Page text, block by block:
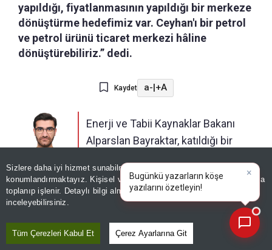
Sizlere daha iyi hizmet sunabilmek adına sitemizde
konumlandırmaktayız. Kişisel verileriniz, KVKK ve GDPR kapsamında
toplanıp işlenir. Detaylı bilgi almak içinAydınlatma Metnimizi
inceleyebilirsiniz.
Tüm Çerezleri Kabul Et Çerez Ayarlarına Git
yapıldığı, fiyatlanmasının yapıldığı bir merkeze
dönüştürme hedefimiz var. Ceyhan'ı bir petrol
ve petrol ürünü ticaret merkezi hâline
dönüştürebiliriz.” dedi.
Kaydet a-|+A
AYDEMİR
Enerji ve Tabii Kaynaklar Bakanı
Alparslan Bayraktar, katıldığı bir
ilişkin değerlendirmelerde
bulunarak Adana'nın Ceyhan ilçesine ulaşan
petrol boru hatlarıyla ilgili dikkat çeken mesajlar
verdi.
Bugünkü yazarların k